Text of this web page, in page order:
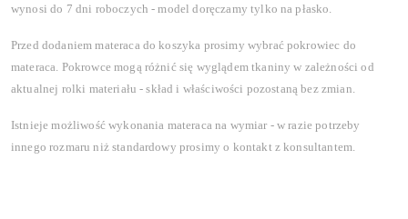
wynosi do 7 dni roboczych - model doręczamy tylko na płasko.
Przed dodaniem materaca do koszyka prosimy wybrać pokrowiec do
materaca. Pokrowce mogą różnić się wyglądem tkaniny w zależności od
aktualnej rolki materiału - skład i właściwości pozostaną bez zmian.
Istnieje możliwość wykonania materaca na wymiar - w razie potrzeby
innego rozmaru niż standardowy prosimy o kontakt z konsultantem.